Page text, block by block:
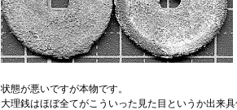
状態が悪いですが本物です。
大理銭はほぼ全てがこういった見た目というか出来